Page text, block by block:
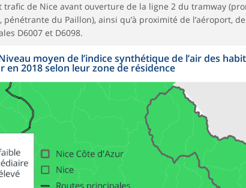
de Nice avant ouverture de la ligne 2 du tramway
pénétrante du Paillon), ainsi qu’à proximité de l’aéroport,
D6007 et D6098.
moyen de l’indice synthétique de l’air des
en 2018 selon leur zone de résidence